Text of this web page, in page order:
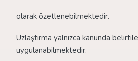
olarak özetlenebilmektedir.
Uzlaştırma yalnızca kanunda
uygulanabilmektedir.